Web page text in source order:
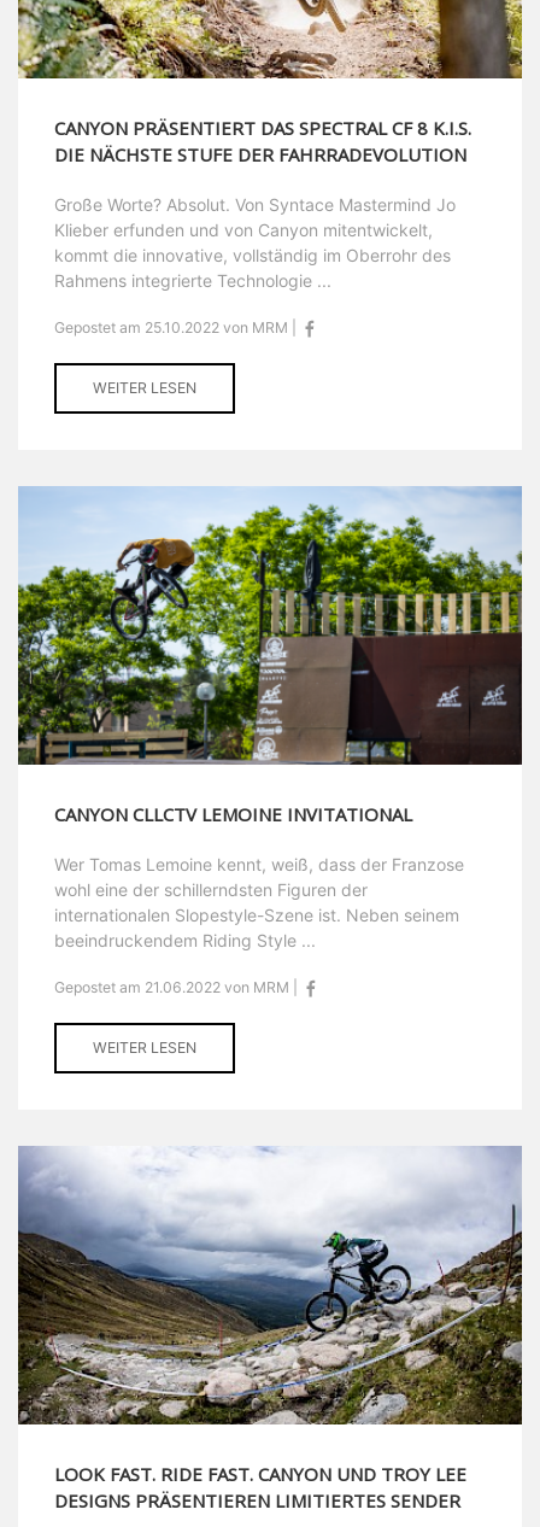
CANYON PRÄSENTIERT DAS SPECTRAL CF 8 K.I.S.
DIE NÄCHSTE STUFE DER FAHRRADEVOLUTION
Große Worte? Absolut. Von Syntace Mastermind Jo
Klieber erfunden und von Canyon mitentwickelt,
kommt die innovative, vollständig im Oberrohr des
Rahmens integrierte Technologie ...
Gepostet am 25.10.2022 von MRM |
WEITER LESEN
CANYON CLLCTV LEMOINE INVITATIONAL
Wer Tomas Lemoine kennt, weiß, dass der Franzose
wohl eine der schillerndsten Figuren der
internationalen Slopestyle-Szene ist. Neben seinem
beeindruckendem Riding Style ...
Gepostet am 21.06.2022 von MRM |
WEITER LESEN
LOOK FAST. RIDE FAST. CANYON UND TROY LEE
DESIGNS PRÄSENTIEREN LIMITIERTES SENDER